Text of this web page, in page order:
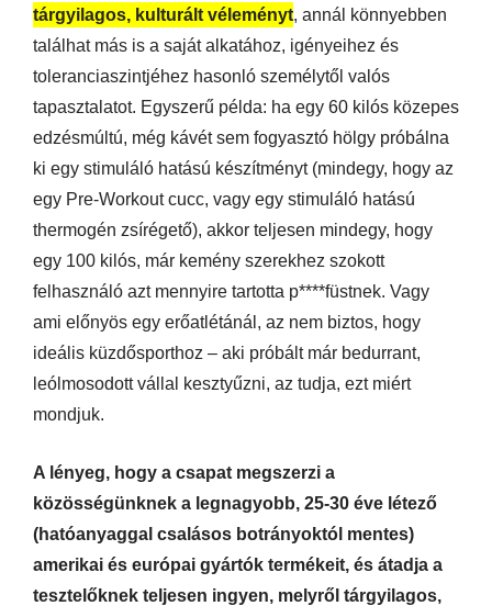
tárgyilagos, kulturált véleményt, annál könnyebben
találhat más is a saját alkatához, igényeihez és
toleranciaszintjéhez hasonló személytől valós
tapasztalatot. Egyszerű példa: ha egy 60 kilós közepes
edzésmúltú, még kávét sem fogyasztó hölgy próbálna
ki egy stimuláló hatású készítményt (mindegy, hogy az
egy Pre-Workout cucc, vagy egy stimuláló hatású
thermogén zsírégető), akkor teljesen mindegy, hogy
egy 100 kilós, már kemény szerekhez szokott
felhasználó azt mennyire tartotta p****füstnek. Vagy
ami előnyös egy erőatlétánál, az nem biztos, hogy
ideális küzdősporthoz – aki próbált már bedurrant,
leólmosodott vállal kesztyűzni, az tudja, ezt miért
mondjuk.
A lényeg, hogy a csapat megszerzi a
közösségünknek a legnagyobb, 25-30 éve létező
(hatóanyaggal csalásos botrányoktól mentes)
amerikai és európai gyártók termékeit, és átadja a
tesztelőknek teljesen ingyen, melyről tárgyilagos,